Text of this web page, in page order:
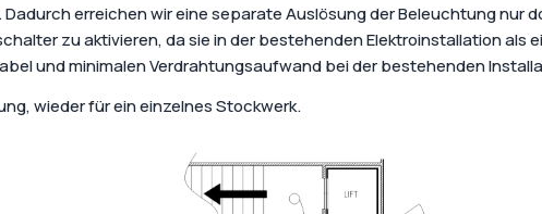
erreichen wir eine separate Auslösung der Beleuchtung
zu aktivieren, da sie in der bestehenden Elektroinstallation als
und minimalen Verdrahtungsaufwand bei der bestehenden
wieder für ein einzelnes Stockwerk.